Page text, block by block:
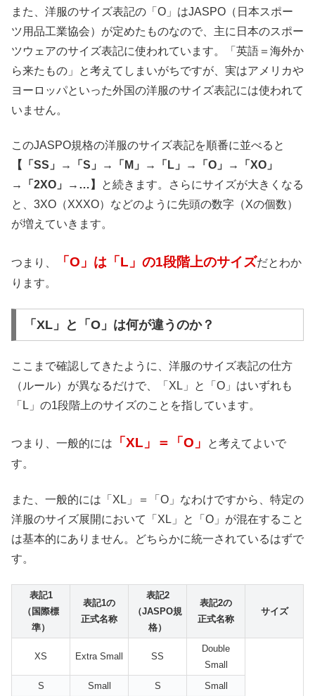
また、洋服のサイズ表記の「O」はJASPO（日本スポー
ツ用品工業協会）が定めたものなので、主に日本のスポー
ツウェアのサイズ表記に使われています。「英語＝海外か
ら来たもの」と考えてしまいがちですが、実はアメリカや
ヨーロッパといった外国の洋服のサイズ表記には使われて
いません。
このJASPO規格の洋服のサイズ表記を順番に並べると
【「SS」→「S」→「M」→「L」→「O」→「XO」
→「2XO」→…】
と続きます。さらにサイズが大きくなる
と、3XO（XXXO）などのように先頭の数字（Xの個数）
が増えていきます。
つまり、 「O」は「L」の1段階上のサイズだとわか
ります。
「XL」と「O」は何が違うのか？
ここまで確認してきたように、洋服のサイズ表記の仕方
（ルール）が異なるだけで、「XL」と「O」はいずれも
「L」の1段階上のサイズのことを指しています。
つまり、一般的には 「XL」＝「O」
と考えてよいで
す。
また、一般的には「XL」＝「O」なわけですから、特定の
洋服のサイズ展開において「XL」と「O」が混在すること
は基本的にありません。どちらかに統一されているはずで
す。
表記1
（国際標
準）
表記1の
正式名称
表記2
（JASPO規
格）
表記2の
正式名称
サイズ
XS Extra Small SS
Double
Small
S Small S
Small